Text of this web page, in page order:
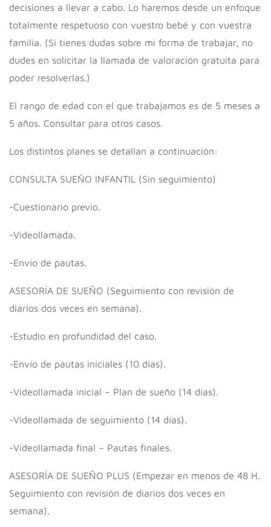
decisiones a llevar a cabo. Lo haremos desde un enfoque
totalmente respetuoso con vuestro bebé y con vuestra
familia. (Si tienes dudas sobre mi forma de trabajar, no
dudes en solicitar la llamada de valoración gratuita para
poder resolverlas.)
El rango de edad con el que trabajamos es de 5 meses a
5 años. Consultar para otros casos.
Los distintos planes se detallan a continuación:
CONSULTA SUEÑO INFANTIL (Sin seguimiento)
-Cuestionario previo.
-Videollamada.
-Envío de pautas.
ASESORÍA DE SUEÑO (Seguimiento con revisión de
diarios dos veces en semana).
-Estudio en profundidad del caso.
-Envío de pautas iniciales (10 días).
-Videollamada inicial – Plan de sueño (14 días).
-Videollamada de seguimiento (14 días).
-Videollamada final – Pautas finales.
ASESORÍA DE SUEÑO PLUS (Empezar en menos de 48 H.
Seguimiento con revisión de diarios dos veces en
semana).